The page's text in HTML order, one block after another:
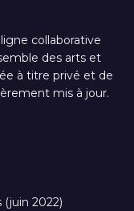
collaborative
des arts et
à titre privé et de
mis à jour.
2022)